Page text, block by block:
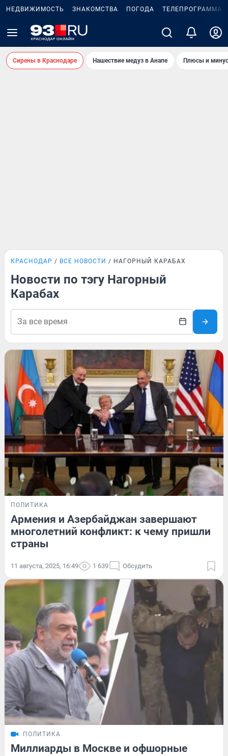
НЕДВИЖИМОСТЬ ЗНАКОМСТВА ПОГОДА ТЕЛЕПРОГРАММА
Сирены в Краснодаре Нашествие медуз в Анапе Плюсы и
КРАСНОДАР ВСЕ НОВОСТИ НАГОРНЫЙ КАРАБАХ
Новости по тэгу Нагорный
Карабах
ПОЛИТИКА
Армения и Азербайджан завершают
многолетний конфликт: к чему пришли
страны
11 августа, 2025, 16:49 1 639 Обсудить
ПОЛИТИКА
Миллиарды в Москве и офшорные